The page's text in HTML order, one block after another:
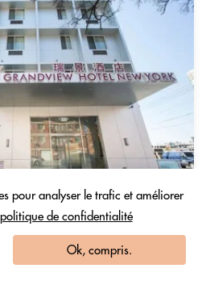
pour analyser le trafic et améliorer
politique de confidentialité
Ok, compris.